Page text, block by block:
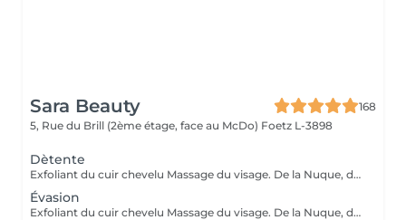
Sara Beauty
168
5, Rue du Brill (2ème étage, face au McDo) Foetz L-3898
Dètente
Exfoliant du cuir chevelu Massage du visage. De la Nuque, des Épaules, des Bras et du cuir chevelu Cascade d'eau Shampoing Soin Séchage simple
Évasion
Exfoliant du cuir chevelu Massage du visage. De la Nuque, des Epaules, des Bras et du cuir chevelu Cascade d'eau Shampoing Soin Séchage+Lissage ou Boucles